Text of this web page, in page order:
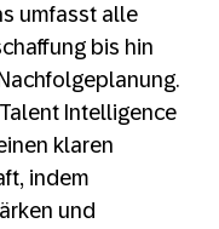
umfasst alle
bis hin
Intelligence
klaren
indem
und